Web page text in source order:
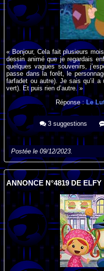
« Bonjour, Cela fait plusieurs
dessin animé que je regardais
quelques vagues souvenirs,
passe dans la forêt, le
farfadet ou autre). Je sais qu’il
vert). Et puis rien d’autre. »
Réponse :Le
3 suggestions
Postée le 09/12/2023.
ANNONCE N°4819 DE ELFY